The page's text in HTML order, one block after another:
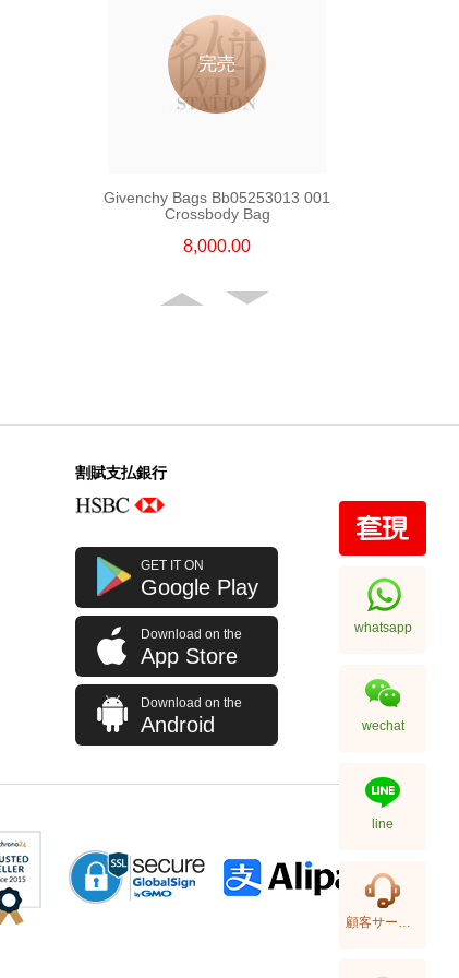
完売
Givenchy Bags Bb05253013 001
Crossbody Bag
8,000.00
割賦支払銀行
GET IT ON
Google Play
Download on the
App Store
Download on the
Android
whatsapp
wechat
line
顧客サービス